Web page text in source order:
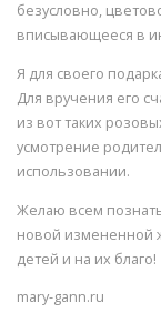
безусловно,
вписывающееся в
Я для своего
Для вручения его
из вот таких
усмотрение
использовании.
Желаю всем
новой измененной
детей и на их благо!
mary-gann.ru